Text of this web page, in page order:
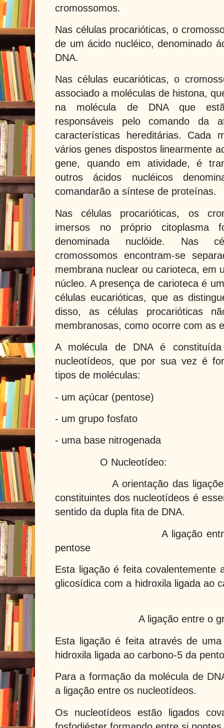
cromossomos.
Nas células procarióticas, o
de um ácido nucléico, denominado
DNA.
Nas células eucarióticas, o
associado a moléculas de histona,
na molécula de DNA que
responsáveis pelo comando da
características hereditárias. Cada
vários genes dispostos linearmente
gene, quando em atividade, é
outros ácidos nucléicos
comandarão a síntese de proteínas.
Nas células procarióticas, os
imersos no próprio citoplasma
denominada nuclóide. Nas
cromossomos encontram-se
membrana nuclear ou carioteca, em
núcleo. A presença de carioteca é
células eucarióticas, que as
disso, as células procarióticas
membranosas, como ocorre com as
A molécula de DNA é
nucleotídeos, que por sua vez é
tipos de moléculas:
- um açúcar (pentose)
- um grupo fosfato
- uma base nitrogenada
O Nucleotídeo:
A orientação das
constituintes dos nucleotídeos é
sentido da dupla fita de DNA.
A ligação entre a
pentose
Esta ligação é feita covalentemente
glicosídica com a hidroxila ligada
A ligação entre o
Esta ligação é feita através de
hidroxila ligada ao carbono-5 da
Para a formação da molécula de
a ligação entre os nucleotídeos.
Os nucleotídeos estão ligados